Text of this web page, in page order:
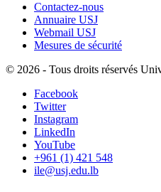
Contactez-nous
Annuaire USJ
Webmail USJ
Mesures de sécurité
© 2026 - Tous droits réservés
Facebook
Twitter
Instagram
LinkedIn
YouTube
+961 (1) 421 548
ile@usj.edu.lb